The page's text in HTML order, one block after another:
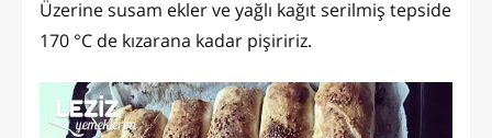
Üzerine susam ekler ve yağlı kağıt serilmiş tepside
170 °C de kızarana kadar pişiririz.